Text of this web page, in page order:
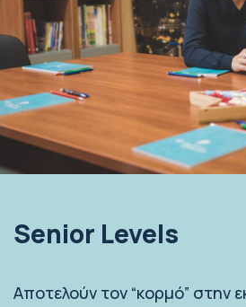
Senior Levels
Αποτελούν τον “κορμό” στην